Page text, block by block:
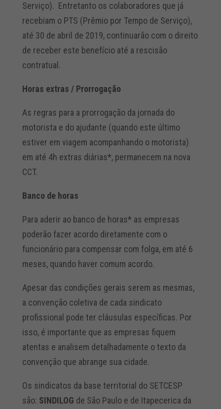
Serviço). Entretanto os colaboradores que já
recebiam o PTS (Prêmio por Tempo de Serviço),
até 30 de abril de 2019, continuarão com o direito
de receber este benefício até a rescisão
contratual.
Horas extras / Prorrogação
As regras para a prorrogação da jornada do
motorista e do ajudante (quando este último
estiver em viagem acompanhando o motorista)
em até 4h extras diárias*, permanecem na nova
CCT.
Banco de horas
Para aderir ao banco de horas* as empresas
poderão fazer acordo diretamente com o
funcionário para compensar com folga, em até 6
meses, quando haver comum acordo.
Apesar das condições gerais serem as mesmas,
a convenção coletiva de cada sindicato
profissional pode ter cláusulas específicas. Por
isso, é importante que as empresas fiquem
atentas e analisem detalhadamente o texto da
convenção que abrange sua cidade.
Os sindicatos da base territorial do SETCESP
são: SINDILOG de São Paulo e de Itapecerica da